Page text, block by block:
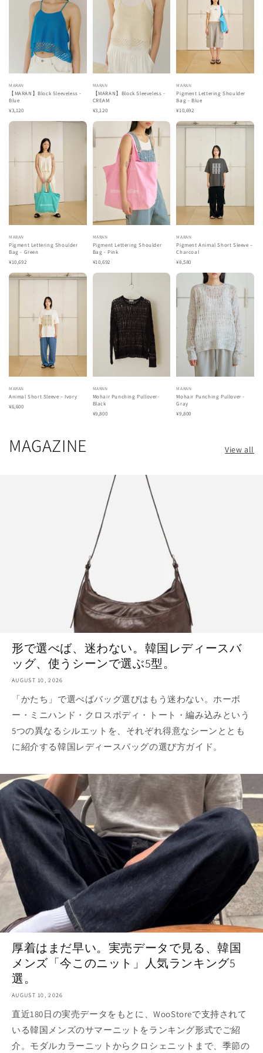
MARAN
【MARAN】Block Sleeveless -
Blue
¥3,120
MARAN
【MARAN】Block Sleeveless -
CREAM
¥3,120
MARAN
Pigment Lettering Shoulder
Bag - Blue
¥10,692
MARAN
Pigment Lettering Shoulder
Bag - Green
¥10,692
MARAN
Pigment Lettering Shoulder
Bag - Pink
¥10,692
MARAN
Pigment Animal Short Sleeve –
Charcoal
¥8,580
MARAN
Animal Short Sleeve – Ivory
¥6,600
MARAN
Mohair Punching Pullover-
Black
¥9,800
MARAN
Mohair Punching Pullover -
Gray
¥9,800
MAGAZINE View all
形で選べば、迷わない。韓国レディースバ
ッグ、使うシーンで選ぶ5型。
AUGUST 10, 2026
「かたち」で選べばバッグ選びはもう迷わない。ホーボ
ー・ミニハンド・クロスボディ・トート・編み込みという
5つの異なるシルエットを、それぞれ得意なシーンととも
に紹介する韓国レディースバッグの選び方ガイド。
厚着はまだ早い。実売データで見る、韓国
メンズ「今このニット」人気ランキング5
選。
AUGUST 10, 2026
直近180日の実売データをもとに、WooStoreで支持されて
いる韓国メンズのサマーニットをランキング形式でご紹
介。モダルカラーニットからクロシェニットまで、季節の